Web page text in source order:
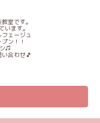
室です。
います。
ェージュ
ン！！
♫
合わせ🎵